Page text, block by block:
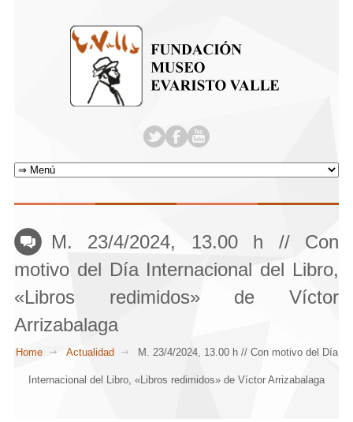
M. 23/4/2024, 13.00 h // Con
motivo del Día Internacional del Libro,
«Libros redimidos» de Víctor
Arrizabalaga
Home Actualidad M. 23/4/2024, 13.00 h // Con motivo del Día
Internacional del Libro, «Libros redimidos» de Víctor Arrizabalaga